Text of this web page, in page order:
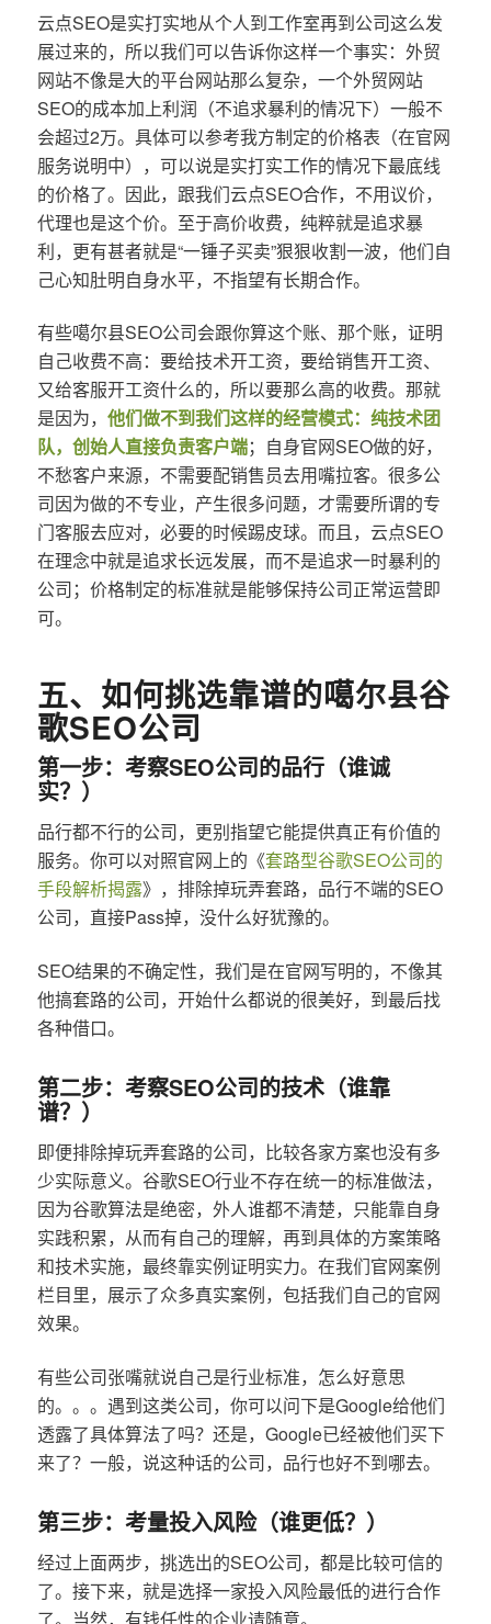
云点SEO是实打实地从个人到工作室再到公司这么发
展过来的，所以我们可以告诉你这样一个事实：外贸
网站不像是大的平台网站那么复杂，一个外贸网站
SEO的成本加上利润（不追求暴利的情况下）一般不
会超过2万。具体可以参考我方制定的价格表（在官网
服务说明中），可以说是实打实工作的情况下最底线
的价格了。因此，跟我们云点SEO合作，不用议价，
代理也是这个价。至于高价收费，纯粹就是追求暴
利，更有甚者就是“一锤子买卖”狠狠收割一波，他们自
己心知肚明自身水平，不指望有长期合作。
有些噶尔县SEO公司会跟你算这个账、那个账，证明
自己收费不高：要给技术开工资，要给销售开工资、
又给客服开工资什么的，所以要那么高的收费。那就
是因为， 他们做不到我们这样的经营模式：纯技术团
队，创始人直接负责客户端；自身官网SEO做的好，
不愁客户来源，不需要配销售员去用嘴拉客。很多公
司因为做的不专业，产生很多问题，才需要所谓的专
门客服去应对，必要的时候踢皮球。而且，云点SEO
在理念中就是追求长远发展，而不是追求一时暴利的
公司；价格制定的标准就是能够保持公司正常运营即
可。
五、如何挑选靠谱的噶尔县谷
歌SEO公司
第一步：考察SEO公司的品行（谁诚
实？）
品行都不行的公司，更别指望它能提供真正有价值的
服务。你可以对照官网上的《套路型谷歌SEO公司的
手段解析揭露》，排除掉玩弄套路，品行不端的SEO
公司，直接Pass掉，没什么好犹豫的。
SEO结果的不确定性，我们是在官网写明的，不像其
他搞套路的公司，开始什么都说的很美好，到最后找
各种借口。
第二步：考察SEO公司的技术（谁靠
谱？）
即便排除掉玩弄套路的公司，比较各家方案也没有多
少实际意义。谷歌SEO行业不存在统一的标准做法，
因为谷歌算法是绝密，外人谁都不清楚，只能靠自身
实践积累，从而有自己的理解，再到具体的方案策略
和技术实施，最终靠实例证明实力。在我们官网案例
栏目里，展示了众多真实案例，包括我们自己的官网
效果。
有些公司张嘴就说自己是行业标准，怎么好意思
的。。。遇到这类公司，你可以问下是Google给他们
透露了具体算法了吗？还是，Google已经被他们买下
来了？一般，说这种话的公司，品行也好不到哪去。
第三步：考量投入风险（谁更低？）
经过上面两步，挑选出的SEO公司，都是比较可信的
了。接下来，就是选择一家投入风险最低的进行合作